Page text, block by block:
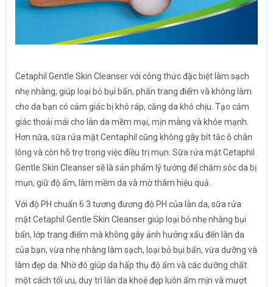
Cetaphil Gentle Skin Cleanser với công thức đặc biệt làm sạch
nhẹ nhàng, giúp loại bỏ bụi bẩn, phấn trang điểm và không làm
cho da bạn có cảm giác bị khô ráp, căng da khó chịu. Tạo cảm
giác thoải mái cho làn da mềm mại, mịn màng và khỏe mạnh.
Hơn nữa, sữa rửa mặt Centaphil cũng không gây bít tắc ỗ chân
lông và còn hỗ trợ trong việc điều trị mụn. Sữa rửa mặt Cetaphil
Gentle Skin Cleanser sẽ là sản phẩm lý tưởng để chăm sóc da bị
mụn, giữ độ ẩm, làm mềm da và mờ thâm hiệu quả.
Với độ PH chuẩn 6.3 tương đương độ PH của làn da, sữa rửa
mặt Cetaphil Gentle Skin Cleanser giúp loại bỏ nhẹ nhàng bụi
bẩn, lớp trang điểm mà không gây ảnh hưởng xấu đến làn da
của bạn, vừa nhẹ nhàng làm sạch, loại bỏ bụi bẩn, vừa dưỡng và
làm đẹp da. Nhờ đó giúp da hấp thụ độ ẩm và các dưỡng chất
một cách tối ưu, duy trì làn da khoẻ đẹp luôn ẩm mịn và mượt